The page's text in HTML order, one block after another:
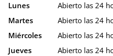
Lunes
Abierto las 24
Martes
Abierto las 24
Miércoles
Abierto las 24
Jueves
Abierto las 24